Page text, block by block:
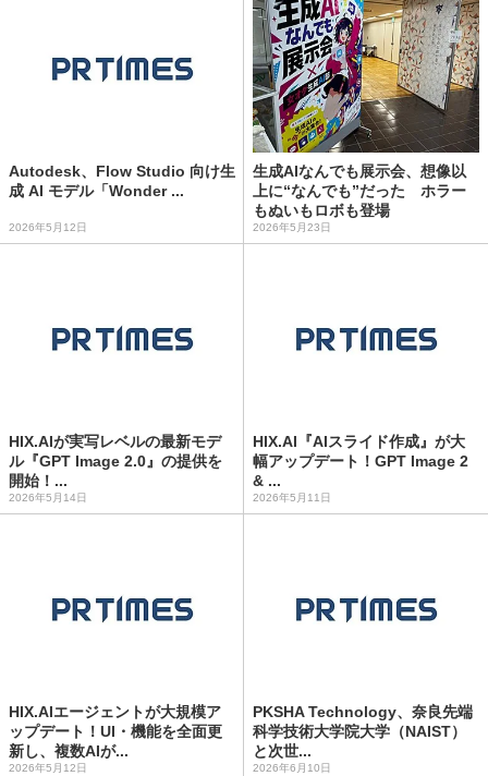
Autodesk、Flow Studio 向け生
成 AI モデル「Wonder ...
2026年5月12日
生成AIなんでも展示会、想像以
上に“なんでも”だった ホラー
もぬいもロボも登場
2026年5月23日
HIX.AIが実写レベルの最新モデ
ル『GPT Image 2.0』の提供を
開始！...
2026年5月14日
HIX.AI『AIスライド作成』が大
幅アップデート！GPT Image 2
& ...
2026年5月11日
HIX.AIエージェントが大規模ア
ップデート！UI・機能を全面更
新し、複数AIが...
2026年5月12日
PKSHA Technology、奈良先端
科学技術大学院大学（NAIST）
と次世...
2026年6月10日